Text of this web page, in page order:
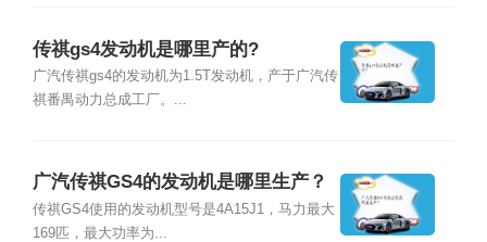
传祺gs4发动机是哪里产的?
广汽传祺gs4的发动机为1.5T发动机，产于广汽传
祺番禺动力总成工厂。...
广汽传祺GS4的发动机是哪里生产？
传祺GS4使用的发动机型号是4A15J1，马力最大
169匹，最大功率为...